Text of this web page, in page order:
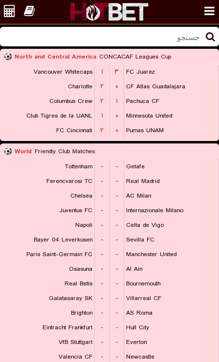
North and Central America CONCACAF Leagues Cup
Vancouver Whitecaps
۱ ۳
FC Juarez
Charlotte
۲ ۰
CF Atlas Guadalajara
Columbus Crew
۲ ۱
Pachuca CF
Club Tigres de la UANL
۱ ۰
Minnesota United
FC Cincinnati
۲ ۰ Pumas UNAM
World Friendly Club Matches
Tottenham
- -
Getafe
Ferencvarosi TC
- -
Real Madrid
Chelsea
- -
AC Milan
Juventus FC
- -
Internazionale Milano
Napoli
- -
Celta de Vigo
Bayer 04 Leverkusen
- -
Sevilla FC
Paris Saint-Germain FC
- -
Manchester United
Osasuna
- -
Al Ain
Real Betis
- -
Bournemouth
Galatasaray SK
- -
Villarreal CF
Brighton
- -
AS Roma
Eintracht Frankfurt
- -
Hull City
VfB Stuttgart
- -
Everton
Valencia CF
- -
Newcastle